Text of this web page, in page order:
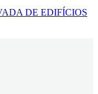
DE EDIFÍCIOS